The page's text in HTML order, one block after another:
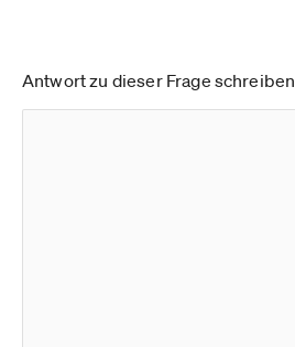
Antwort zu dieser Frage schreiben